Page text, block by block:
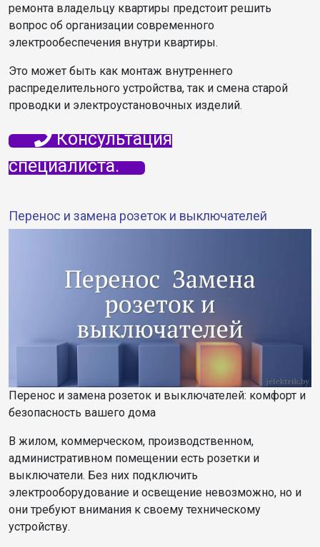
ремонта владельцу квартиры предстоит решить
вопрос об организации современного
электрообеспечения внутри квартиры.
Это может быть как монтаж внутреннего
распределительного устройства, так и смена старой
проводки и электроустановочных изделий.
Консультация
специалиста.
Перенос и замена розеток и выключателей
Перенос и замена розеток и выключателей: комфорт и
безопасность вашего дома
В жилом, коммерческом, производственном,
административном помещении есть розетки и
выключатели. Без них подключить
электрооборудование и освещение невозможно, но и
они требуют внимания к своему техническому
устройству.